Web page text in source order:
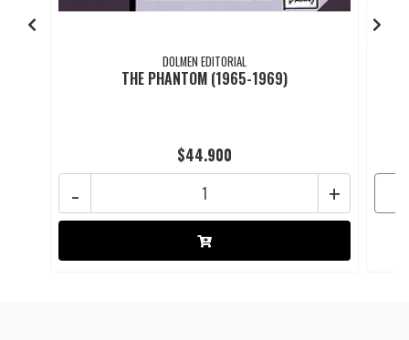
DOLMEN EDITORIAL
THE PHANTOM (1965-1969)
$44.900
+
-